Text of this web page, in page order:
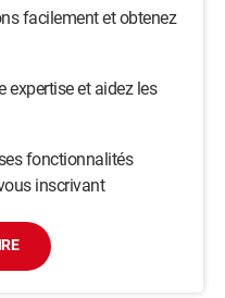
facilement et obtenez
expertise et aidez les
fonctionnalités
inscrivant